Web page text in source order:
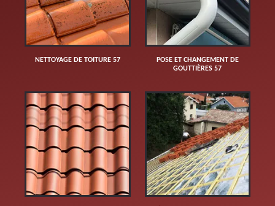
NETTOYAGE DE TOITURE 57
POSE ET CHANGEMENT DE
GOUTTIÈRES 57